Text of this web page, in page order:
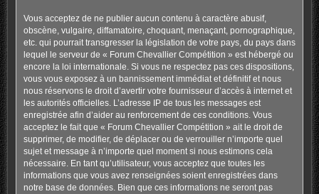
Vous acceptez de ne publier aucun contenu à caractère abusif,
obscène, vulgaire, diffamatoire, choquant, menaçant, pornographique,
etc. qui pourrait transgresser la législation de votre pays, du pays dans
lequel le serveur de « Forum Chevallier Compétition » est hébergé ou
encore la loi internationale. Si vous ne respectez pas ces dispositions,
vous vous exposez à un bannissement immédiat et définitif et nous
nous réservons le droit d’avertir votre fournisseur d’accès à internet et
les autorités officielles. L’adresse IP de tous les messages est
enregistrée afin d’aider au renforcement de ces conditions. Vous
acceptez le fait que « Forum Chevallier Compétition » ait le droit de
supprimer, de modifier, de déplacer ou de verrouiller n’importe quel
sujet et message à n’importe quel moment si nous estimons cela
nécessaire. En tant qu’utilisateur, vous acceptez que toutes les
informations que vous avez renseignées soient enregistrées dans
notre base de données. Bien que ces informations ne seront pas